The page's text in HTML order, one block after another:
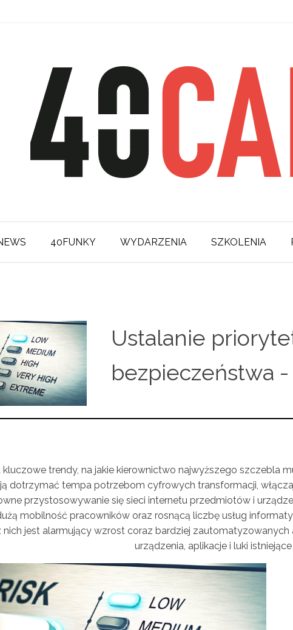
40FUNKY WYDARZENIA SZKOLENIA
Ustalanie
bezpieczeństwa
trendy, na jakie kierownictwo najwyższego szczebla
dotrzymać tempa potrzebom cyfrowych transformacji,
przystosowywanie się sieci internetu przedmiotów i
mobilność pracowników oraz rosnącą liczbę usług
nich jest alarmujący wzrost coraz bardziej
urządzenia, aplikacje i luki